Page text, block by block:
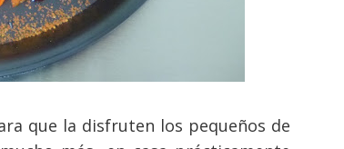
que la disfruten los pequeños de